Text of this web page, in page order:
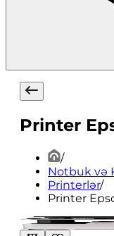
Printer
/
Notbuk və
Printerlər/
Printer